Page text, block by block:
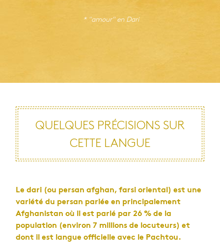
* "amour" en Dari
QUELQUES PRÉCISIONS SUR
CETTE LANGUE
Le dari (ou persan afghan, farsi oriental) est une
variété du persan parlée en principalement
Afghanistan où il est parlé par 26 % de la
population (environ 7 millions de locuteurs) et
dont il est langue officielle avec le Pachtou.